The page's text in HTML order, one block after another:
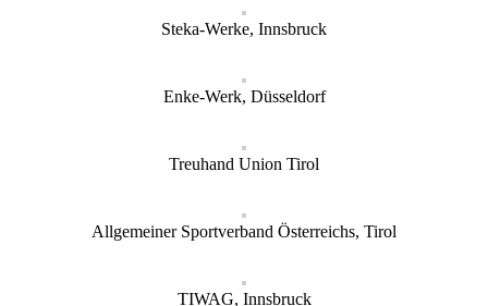
Steka-Werke, Innsbruck
Enke-Werk, Düsseldorf
Treuhand Union Tirol
Allgemeiner Sportverband Österreichs, Tirol
TIWAG, Innsbruck